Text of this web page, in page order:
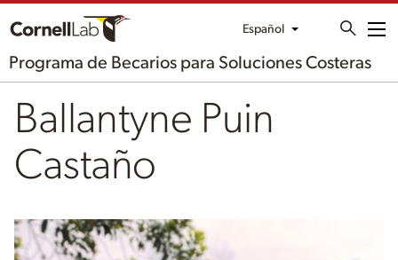
Español
Programa de Becarios para Soluciones Costeras
Ballantyne Puin
Castaño